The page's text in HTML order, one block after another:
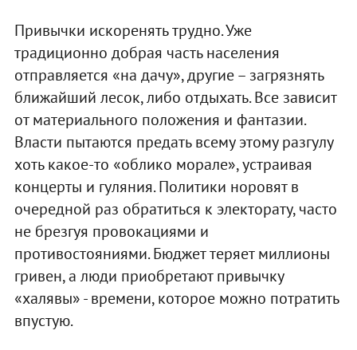
Привычки искоренять трудно. Уже
традиционно добрая часть населения
отправляется «на дачу», другие – загрязнять
ближайший лесок, либо отдыхать. Все зависит
от материального положения и фантазии.
Власти пытаются предать всему этому разгулу
хоть какое-то «облико морале», устраивая
концерты и гуляния. Политики норовят в
очередной раз обратиться к электорату, часто
не брезгуя провокациями и
противостояниями. Бюджет теряет миллионы
гривен, а люди приобретают привычку
«халявы» - времени, которое можно потратить
впустую.